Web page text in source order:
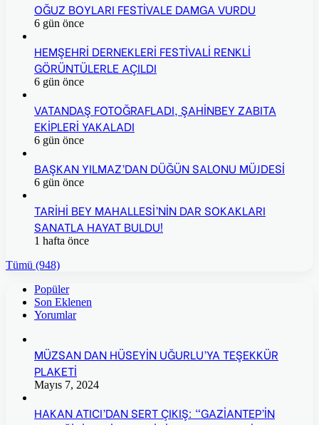
OĞUZ BOYLARI FESTİVALE DAMGA VURDU
6 gün önce
HEMŞEHRİ DERNEKLERİ FESTİVALİ RENKLİ
GÖRÜNTÜLERLE AÇILDI
6 gün önce
VATANDAŞ FOTOĞRAFLADI, ŞAHİNBEY ZABITA
EKİPLERİ YAKALADI
6 gün önce
BAŞKAN YILMAZ’DAN DÜĞÜN SALONU MÜJDESİ
6 gün önce
TARİHİ BEY MAHALLESİ’NİN DAR SOKAKLARI
SANATLA HAYAT BULDU!
1 hafta önce
Tümü (948)
Popüler
Son Eklenen
Yorumlar
MÜZSAN DAN HÜSEYİN UĞURLU’YA TEŞEKKÜR
PLAKETİ
Mayıs 7, 2024
HAKAN ATICI’DAN SERT ÇIKIŞ: “GAZİANTEP’İN